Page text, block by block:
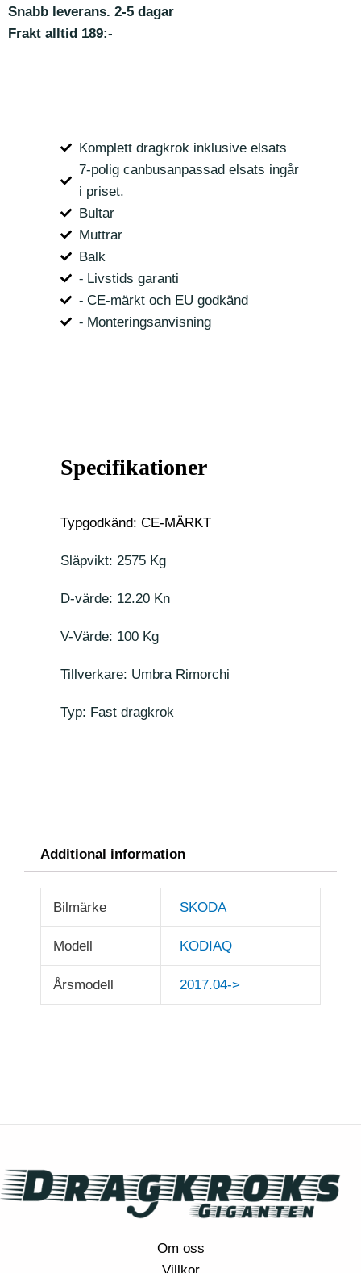
Snabb leverans. 2-5 dagar
Frakt alltid 189:-
Komplett dragkrok inklusive elsats
7-polig canbusanpassad elsats ingår
i priset.
Bultar
Muttrar
Balk
⁃ Livstids garanti
⁃ CE-märkt och EU godkänd
⁃ Monteringsanvisning
Specifikationer
Typgodkänd: CE-MÄRKT
Släpvikt: 2575 Kg
D-värde: 12.20 Kn
V-Värde: 100 Kg
Tillverkare: Umbra Rimorchi
Typ: Fast dragkrok
Additional information
Bilmärke SKODA
Modell KODIAQ
Årsmodell 2017.04->
Om oss